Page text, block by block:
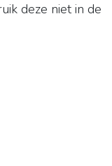
deze niet in de